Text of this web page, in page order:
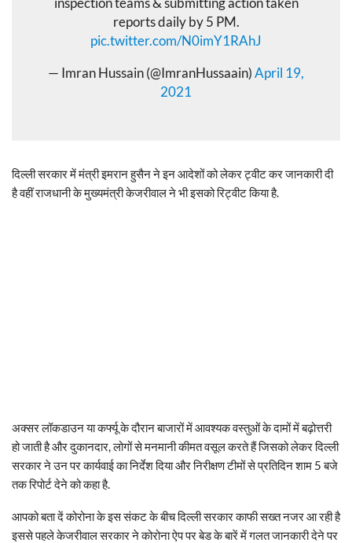
reports daily by 5 PM.
pic.twitter.com/N0imY1RAhJ
— Imran Hussain (@ImranHussaain) April 19,
2021
दिल्ली सरकार में मंत्री इमरान हुसैन ने इन आदेशों को लेकर ट्वीट कर जानकारी दी
है वहीं राजधानी के मुख्यमंत्री केजरीवाल ने भी इसको रिट्वीट किया है.
अक्सर लॉकडाउन या कर्फ्यू के दौरान बाजारों में आवश्यक वस्तुओं के दामों में बढ़ोत्तरी
हो जाती है और दुकानदार, लोगों से मनमानी कीमत वसूल करते हैं जिसको लेकर दिल्ली
सरकार ने उन पर कार्यवाई का निर्देश दिया और निरीक्षण टीमों से प्रतिदिन शाम 5 बजे
तक रिपोर्ट देने को कहा है.
आपको बता दें कोरोना के इस संकट के बीच दिल्ली सरकार काफी सख्त नजर आ रही है
इससे पहले केजरीवाल सरकार ने कोरोना ऐप पर बेड के बारें में गलत जानकारी देने पर